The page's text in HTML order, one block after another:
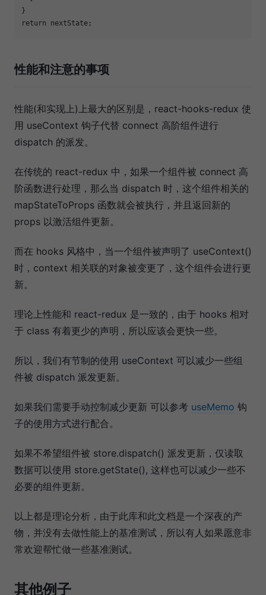
return
性能和注意的事项
性能(和实现上)上最大的区别是，react-hooks-redux 使
用 useContext 钩子代替 connect 高阶组件进行
dispatch 的派发。
在传统的 react-redux 中，如果一个组件被 connect 高
阶函数进行处理，那么当 dispatch 时，这个组件相关的
mapStateToProps 函数就会被执行，并且返回新的
props 以激活组件更新。
而在 hooks 风格中，当一个组件被声明了 useContext()
时，context 相关联的对象被变更了，这个组件会进行更
新。
理论上性能和 react-redux 是一致的，由于 hooks 相对
于 class 有着更少的声明，所以应该会更快一些。
所以，我们有节制的使用 useContext 可以减少一些组
件被 dispatch 派发更新。
如果我们需要手动控制减少更新 可以参考 useMemo 钩
子的使用方式进行配合。
如果不希望组件被 store.dispatch() 派发更新，仅读取
数据可以使用 store.getState(), 这样也可以减少一些不
必要的组件更新。
以上都是理论分析，由于此库和此文档是一个深夜的产
物，并没有去做性能上的基准测试，所以有人如果愿意非
常欢迎帮忙做一些基准测试。
其他例子